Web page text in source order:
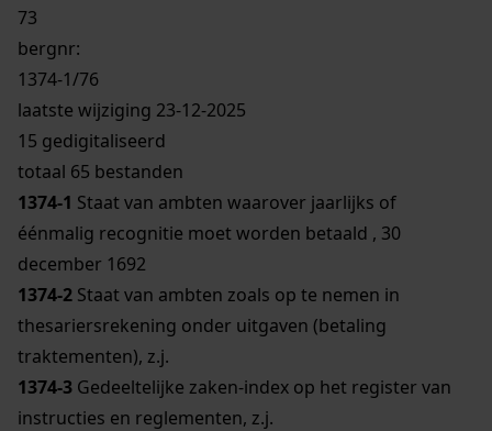
73
bergnr:
1374-1/76
laatste wijziging 23-12-2025
15 gedigitaliseerd
totaal 65 bestanden
1374-1 Staat van ambten waarover jaarlijks of
éénmalig recognitie moet worden betaald , 30
december 1692
1374-2 Staat van ambten zoals op te nemen in
thesariersrekening onder uitgaven (betaling
traktementen), z.j.
1374-3 Gedeeltelijke zaken-index op het register van
instructies en reglementen, z.j.